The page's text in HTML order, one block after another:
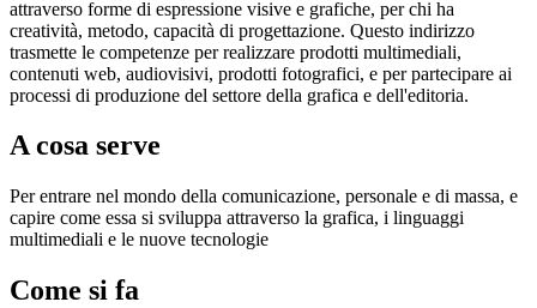
attraverso forme di espressione visive e grafiche, per chi ha
creatività, metodo, capacità di progettazione. Questo indirizzo
trasmette le competenze per realizzare prodotti multimediali,
contenuti web, audiovisivi, prodotti fotografici, e per partecipare ai
processi di produzione del settore della grafica e dell'editoria.
A cosa serve
Per entrare nel mondo della comunicazione, personale e di massa, e
capire come essa si sviluppa attraverso la grafica, i linguaggi
multimediali e le nuove tecnologie
Come si fa